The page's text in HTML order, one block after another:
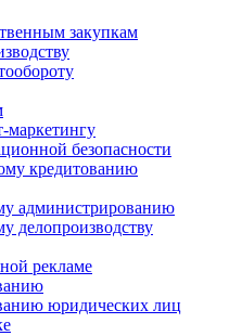
закупкам
маркетингу
безопасности
кредитованию
администрированию
делопроизводству
рекламе
юридических лиц